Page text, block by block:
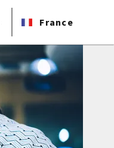
France